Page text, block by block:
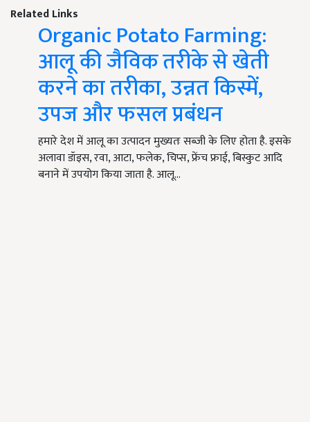
Related Links
Organic Potato Farming:
आलू की जैविक तरीके से खेती
करने का तरीका, उन्नत किस्में,
उपज और फसल प्रबंधन
हमारे देश में आलू का उत्पादन मुख्यतः सब्जी के लिए होता है. इसके
अलावा डॉइस, रवा, आटा, फलेक, चिप्स, फ्रेंच फ्राई, बिस्कुट आदि
बनाने में उपयोग किया जाता है. आलू…